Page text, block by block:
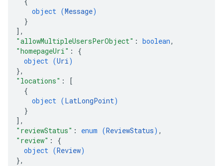
object (Message)
}
] ,
"allowMultipleUsersPerObject" : boolean,
"homepageUri" : {
object (Uri)
},
"locations" :
[
{
object (LatLongPoint)
}
] ,
"reviewStatus" : enum (ReviewStatus) ,
"review" : {
object (Review)
},